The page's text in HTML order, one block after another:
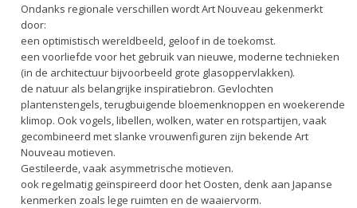
Ondanks regionale verschillen wordt Art Nouveau gekenmerkt
door:
een optimistisch wereldbeeld, geloof in de toekomst.
een voorliefde voor het gebruik van nieuwe, moderne technieken
(in de architectuur bijvoorbeeld grote glasoppervlakken).
de natuur als belangrijke inspiratiebron. Gevlochten
plantenstengels, terugbuigende bloemenknoppen en woekerende
klimop. Ook vogels, libellen, wolken, water en rotspartijen, vaak
gecombineerd met slanke vrouwenfiguren zijn bekende Art
Nouveau motieven.
Gestileerde, vaak asymmetrische motieven.
ook regelmatig geïnspireerd door het Oosten, denk aan Japanse
kenmerken zoals lege ruimten en de waaiervorm.